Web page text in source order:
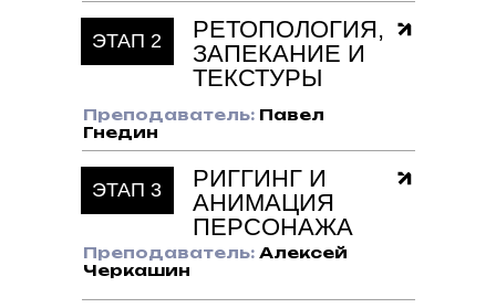
ЭТАП 2
Преподаватель: Павел
Гнедин
РЕТОПОЛОГИЯ,
ЗАПЕКАНИЕ И
ТЕКСТУРЫ
ПРЕОБРАЗУЕМ СКУЛЬПТ
В ИГРОВУЮ МОДЕЛЬ
Освоим ретопологию, UV,
запекание карт и
текстурирование в современном
ЭТАП 3
Преподаватель: Алексей
Черкашин
РИГГИНГ И
АНИМАЦИЯ
ПЕРСОНАЖА